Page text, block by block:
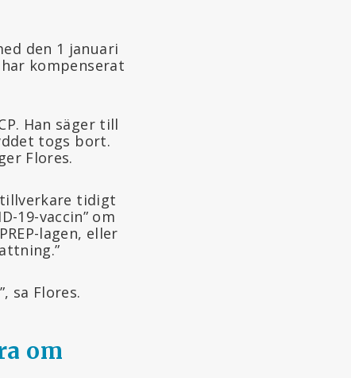
den 1 januari
kompenserat
Han säger till
togs bort.
Flores.
tidigt
19-vaccin” om
lagen, eller
sa Flores.
om